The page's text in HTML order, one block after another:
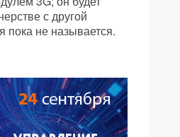
с другой
пока не называется.